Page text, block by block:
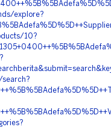
explore?
10?